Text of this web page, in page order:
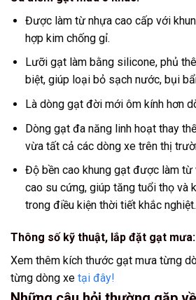
Được làm từ nhựa cao cấp với
hợp kim chống gỉ.
Lưỡi gạt làm bằng silicone, phủ
biệt, giúp loại bỏ sạch nước, bụi
Là dòng gạt đời mới ôm kính hơn
Dòng gạt đa năng linh hoạt thay
vừa tất cả các dòng xe trên thị
Độ bền cao khung gạt được làm
cao su cứng, giúp tăng tuổi thọ và
trong điều kiện thời tiết khắc nghiệt.
Thông số kỹ thuật, lắp đặt gạt mưa:
Xem thêm kích thước gạt mưa từng
từng dòng xe tại đây!